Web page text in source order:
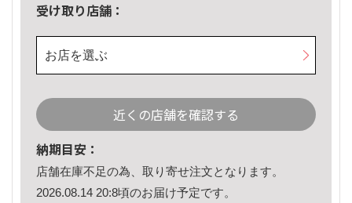
受け取り店舗：
お店を選ぶ
近くの店舗を確認する
納期目安：
店舗在庫不足の為、取り寄せ注文となります。
2026.08.14 20:8頃のお届け予定です。